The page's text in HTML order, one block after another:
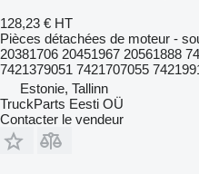
128,23 € HT
Pièces détachées de moteur -
20381706 20451967 20561888
7421379051 7421707055
Estonie, Tallinn
TruckParts Eesti OÜ
Contacter le vendeur